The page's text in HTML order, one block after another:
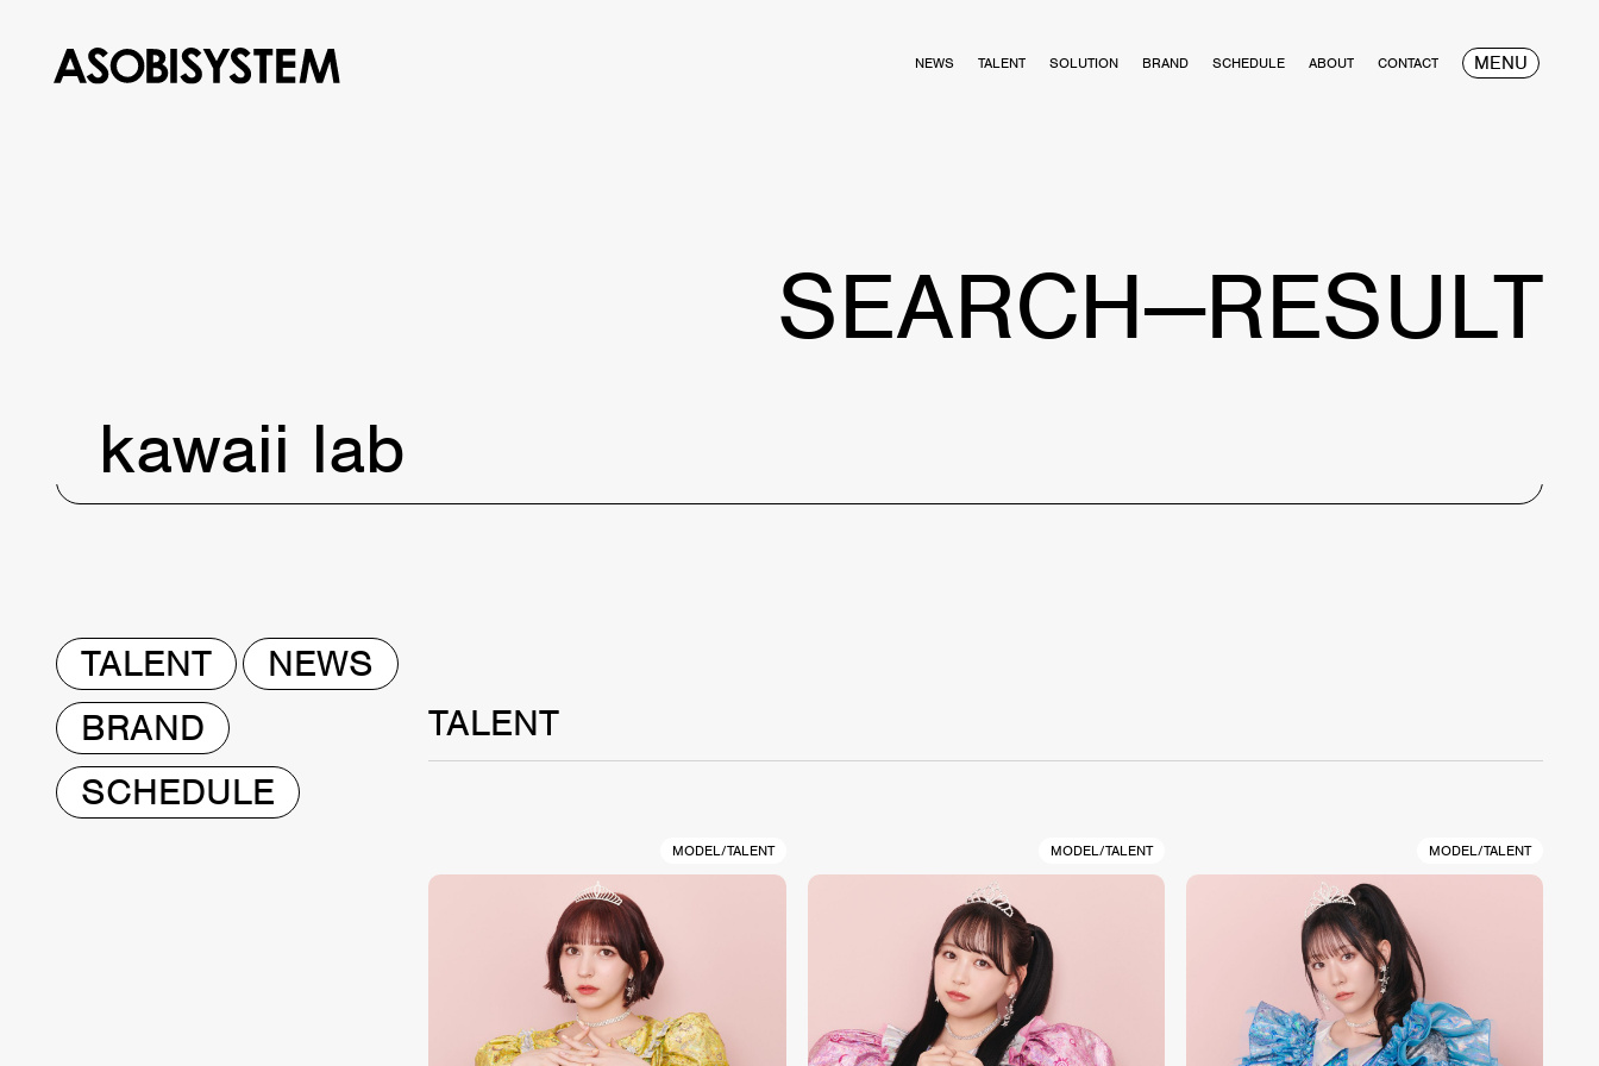
NEWS TALENT SOLUTION BRAND SCHEDULE ABOUT CONTACT MENU
SEARCH—RESULT
kawaii lab
TALENT
NEWS
BRAND
SCHEDULE
TALENT
MODEL/TALENT MODEL/TALENT MODEL/TALENT